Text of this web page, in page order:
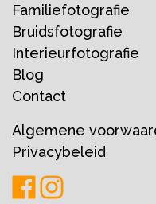
Familiefotografie
Bruidsfotografie
Interieurfotografie
Blog
Contact
Algemene
Privacybeleid